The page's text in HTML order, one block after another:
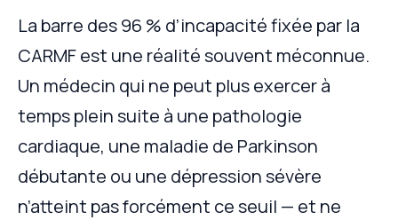
La barre des 96 % d’incapacité fixée par la
CARMF est une réalité souvent méconnue.
Un médecin qui ne peut plus exercer à
temps plein suite à une pathologie
cardiaque, une maladie de Parkinson
débutante ou une dépression sévère
n’atteint pas forcément ce seuil — et ne